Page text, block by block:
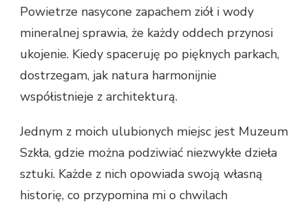
Powietrze nasycone zapachem ziół i wody
mineralnej sprawia, że każdy oddech przynosi
ukojenie. Kiedy spaceruję po pięknych parkach,
dostrzegam, jak natura harmonijnie
współistnieje z architekturą.
Jednym z moich ulubionych miejsc jest Muzeum
Szkła, gdzie można podziwiać niezwykłe dzieła
sztuki. Każde z nich opowiada swoją własną
historię, co przypomina mi o chwilach